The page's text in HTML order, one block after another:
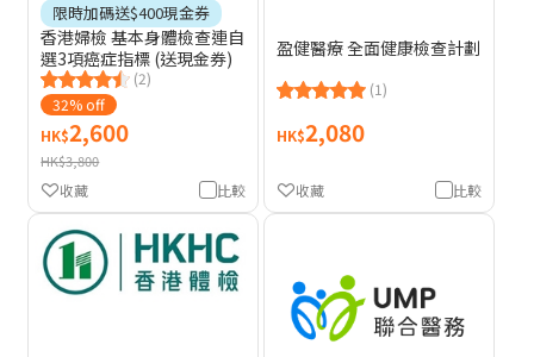
限時加碼送$400現金券
香港婦檢 基本身體檢查連自
選3項癌症指標 (送現金券)
(2)
32% off
HK$2,600
HK$3,800
比較
收藏
盈健醫療 全面健康檢查計劃
(1)
HK$2,080
比較
收藏